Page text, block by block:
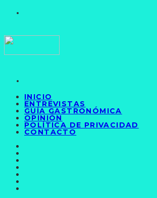
INICIO
ENTREVISTAS
GUÍA GASTRONÓMICA
OPINIÓN
POLÍTICA DE PRIVACIDAD
CONTACTO